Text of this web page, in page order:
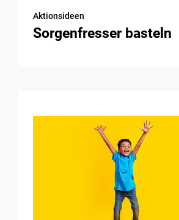
Aktionsideen
Sorgenfresser basteln